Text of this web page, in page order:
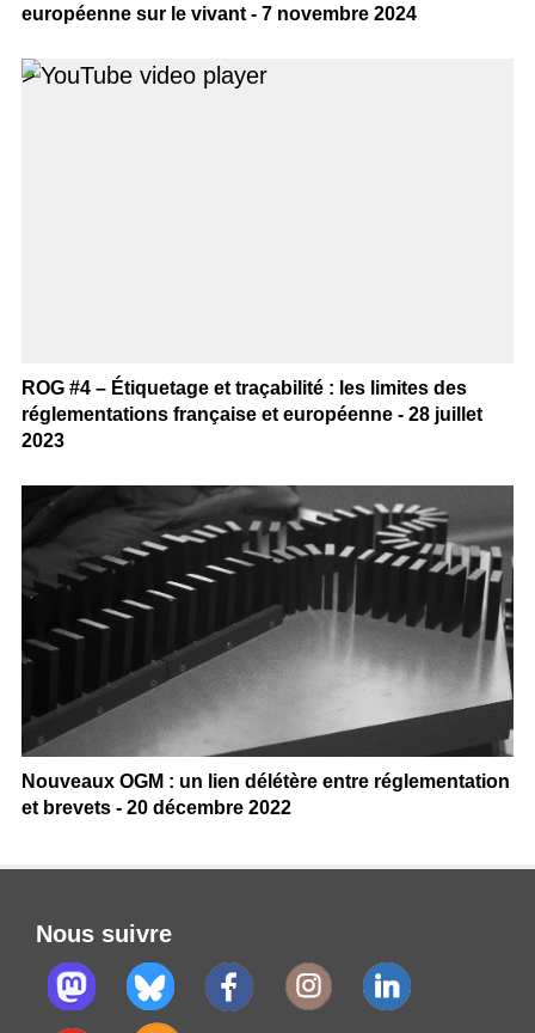
européenne sur le vivant - 7 novembre 2024
>
ROG #4 – Étiquetage et traçabilité : les limites des
réglementations française et européenne - 28 juillet
2023
Nouveaux OGM : un lien délétère entre réglementation
et brevets - 20 décembre 2022
Nous suivre